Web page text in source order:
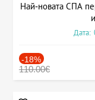
Най-новата СПА
Дата:
-18%
110.00€